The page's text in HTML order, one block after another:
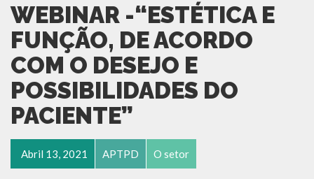
WEBINAR -“ESTÉTICA E
FUNÇÃO, DE ACORDO
COM O DESEJO E
POSSIBILIDADES DO
PACIENTE”
Abril 13, 2021 APTPD O setor